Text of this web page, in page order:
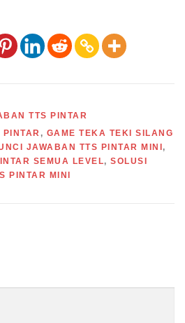
TTS PINTAR
PINTAR , GAME TEKA TEKI SILANG
JAWABAN TTS PINTAR MINI ,
SEMUA LEVEL, SOLUSI
PINTAR MINI